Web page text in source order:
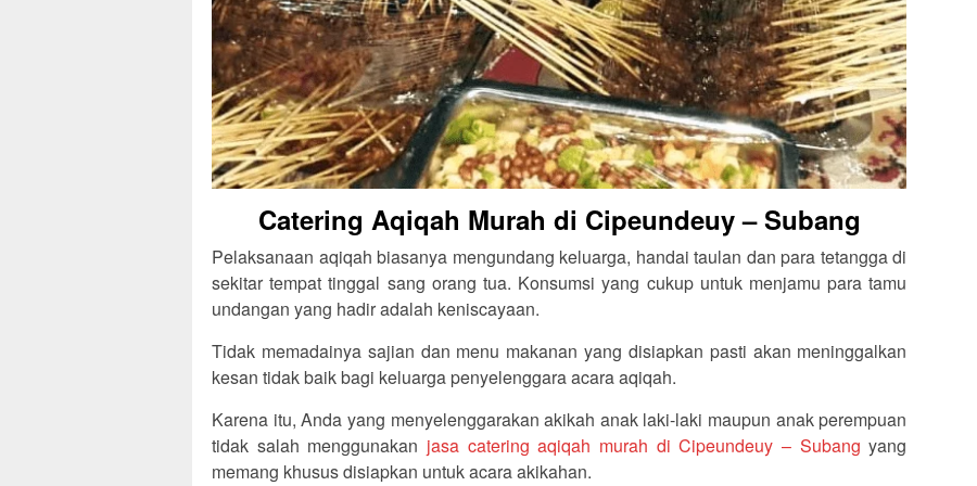
Catering Aqiqah Murah di Cipeundeuy – Subang
Pelaksanaan aqiqah biasanya mengundang keluarga, handai taulan dan para tetangga di
sekitar tempat tinggal sang orang tua. Konsumsi yang cukup untuk menjamu para tamu
undangan yang hadir adalah keniscayaan.
Tidak memadainya sajian dan menu makanan yang disiapkan pasti akan meninggalkan
kesan tidak baik bagi keluarga penyelenggara acara aqiqah.
Karena itu, Anda yang menyelenggarakan akikah anak laki-laki maupun anak perempuan
tidak salah menggunakan jasa catering aqiqah murah di Cipeundeuy – Subang yang
memang khusus disiapkan untuk acara akikahan.